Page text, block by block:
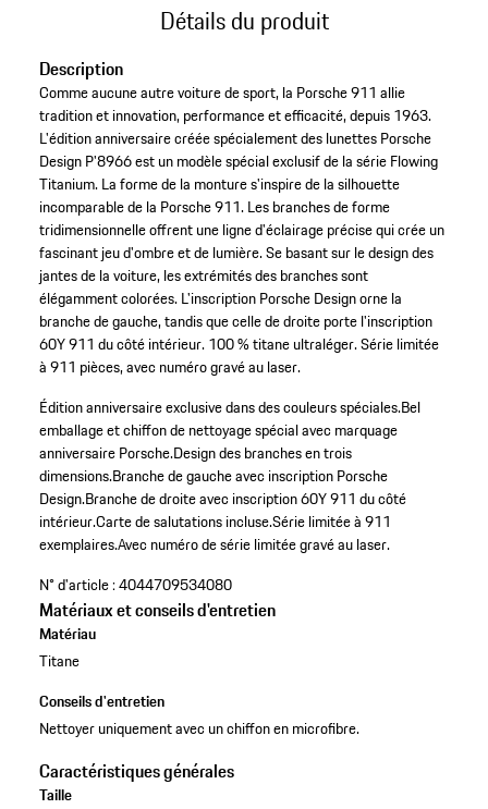
Détails du produit
Description
Comme aucune autre voiture de sport, la Porsche 911 allie
tradition et innovation, performance et efficacité, depuis 1963.
L'édition anniversaire créée spécialement des lunettes Porsche
Design P'8966 est un modèle spécial exclusif de la série Flowing
Titanium. La forme de la monture s'inspire de la silhouette
incomparable de la Porsche 911. Les branches de forme
tridimensionnelle offrent une ligne d'éclairage précise qui crée un
fascinant jeu d'ombre et de lumière. Se basant sur le design des
jantes de la voiture, les extrémités des branches sont
élégamment colorées. L'inscription Porsche Design orne la
branche de gauche, tandis que celle de droite porte l'inscription
60Y 911 du côté intérieur. 100 % titane ultraléger. Série limitée
à 911 pièces, avec numéro gravé au laser.
Édition anniversaire exclusive dans des couleurs spéciales.Bel
emballage et chiffon de nettoyage spécial avec marquage
anniversaire Porsche.Design des branches en trois
dimensions.Branche de gauche avec inscription Porsche
Design.Branche de droite avec inscription 60Y 911 du côté
intérieur.Carte de salutations incluse.Série limitée à 911
exemplaires.Avec numéro de série limitée gravé au laser.
N° d'article :4044709534080
Matériaux et conseils d'entretien
Matériau
Titane
Conseils d'entretien
Nettoyer uniquement avec un chiffon en microfibre.
Caractéristiques générales
Taille